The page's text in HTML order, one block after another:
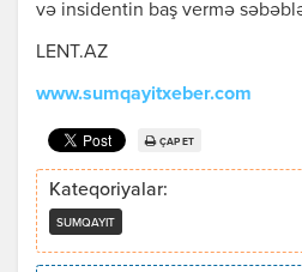
və insidentin baş vermə
LENT.AZ
www.sumqayitxeber.com
ÇAP ET
Kateqoriyalar:
SUMQAYIT